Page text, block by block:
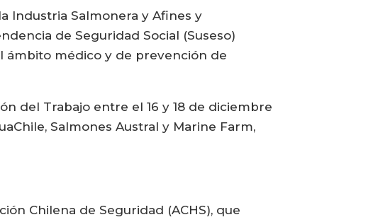
Industria Salmonera y Afines y
de Seguridad Social (Suseso)
ámbito médico y de prevención de
del Trabajo entre el 16 y 18 de diciembre
Salmones Austral y Marine Farm,
Chilena de Seguridad (ACHS), que